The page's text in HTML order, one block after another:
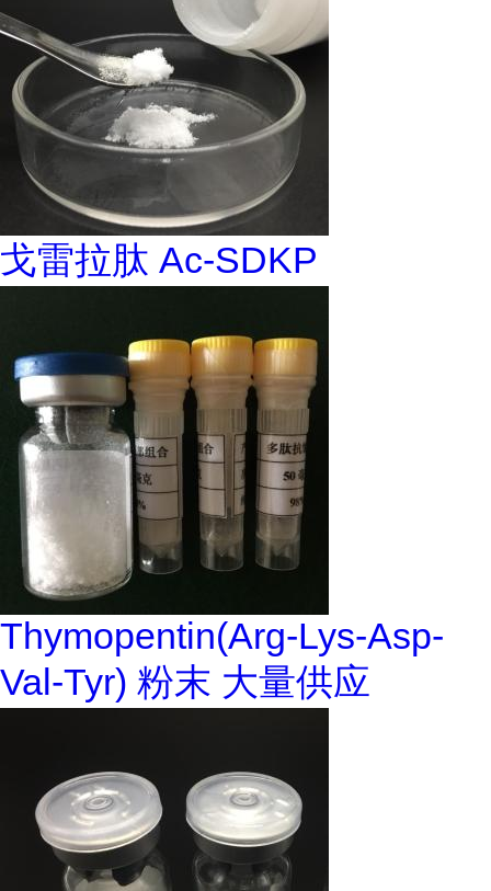
戈雷拉肽 Ac-SDKP
Thymopentin(Arg-Lys-Asp-
Val-Tyr) 粉末 大量供应